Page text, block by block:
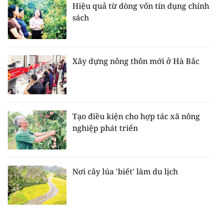
Hiệu quả từ dòng vốn tín dụng chính
sách
Xây dựng nông thôn mới ở Hà Bắc
Tạo điều kiện cho hợp tác xã nông
nghiệp phát triển
Nơi cây lúa 'biết' làm du lịch